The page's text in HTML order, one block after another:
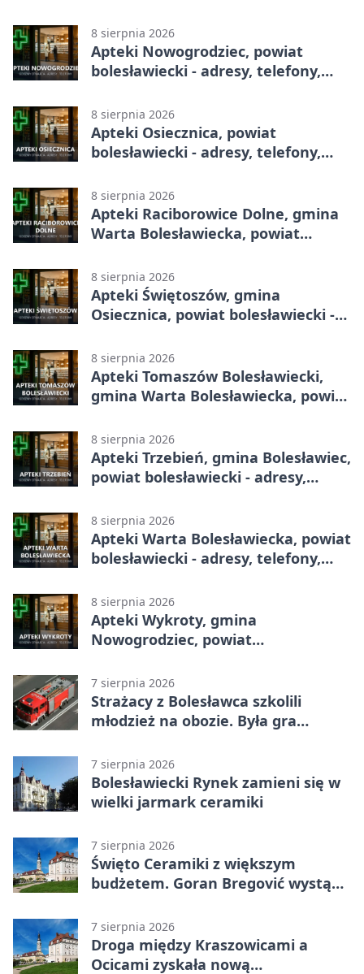
8 sierpnia 2026
Apteki Nowogrodziec, powiat
bolesławiecki - adresy, telefony,
8 sierpnia 2026
Apteki Osiecznica, powiat
bolesławiecki - adresy, telefony,
8 sierpnia 2026
Apteki Raciborowice Dolne, gmina
Warta Bolesławiecka, powiat
godziny otwarcia
8 sierpnia 2026
Apteki Świętoszów, gmina
Osiecznica, powiat bolesławiecki -
8 sierpnia 2026
Apteki Tomaszów Bolesławiecki,
gmina Warta Bolesławiecka, powiat
godziny otwarcia
8 sierpnia 2026
Apteki Trzebień, gmina Bolesławiec,
powiat bolesławiecki - adresy,
8 sierpnia 2026
Apteki Warta Bolesławiecka, powiat
bolesławiecki - adresy, telefony,
8 sierpnia 2026
Apteki Wykroty, gmina
Nowogrodziec, powiat
godziny otwarcia
7 sierpnia 2026
Strażacy z Bolesławca szkolili
młodzież na obozie. Była gra
7 sierpnia 2026
Bolesławiecki Rynek zamieni się w
wielki jarmark ceramiki
7 sierpnia 2026
Święto Ceramiki z większym
budżetem. Goran Bregović wystąpi
7 sierpnia 2026
Droga między Kraszowicami a
Ocicami zyskała nową